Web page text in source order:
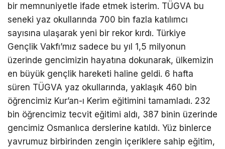
bir memnuniyetle ifade etmek isterim. TÜGVA bu
seneki yaz okullarında 700 bin fazla katılımcı
sayısına ulaşarak yeni bir rekor kırdı. Türkiye
Gençlik Vakfı’mız sadece bu yıl 1,5 milyonun
üzerinde gencimizin hayatına dokunarak, ülkemizin
en büyük gençlik hareketi haline geldi. 6 hafta
süren TÜGVA yaz okullarında, yaklaşık 460 bin
öğrencimiz Kur’an-ı Kerim eğitimini tamamladı. 232
bin öğrencimiz tecvit eğitimi aldı, 387 binin üzerinde
gencimiz Osmanlıca derslerine katıldı. Yüz binlerce
yavrumuz birbirinden zengin içeriklere sahip eğitim,